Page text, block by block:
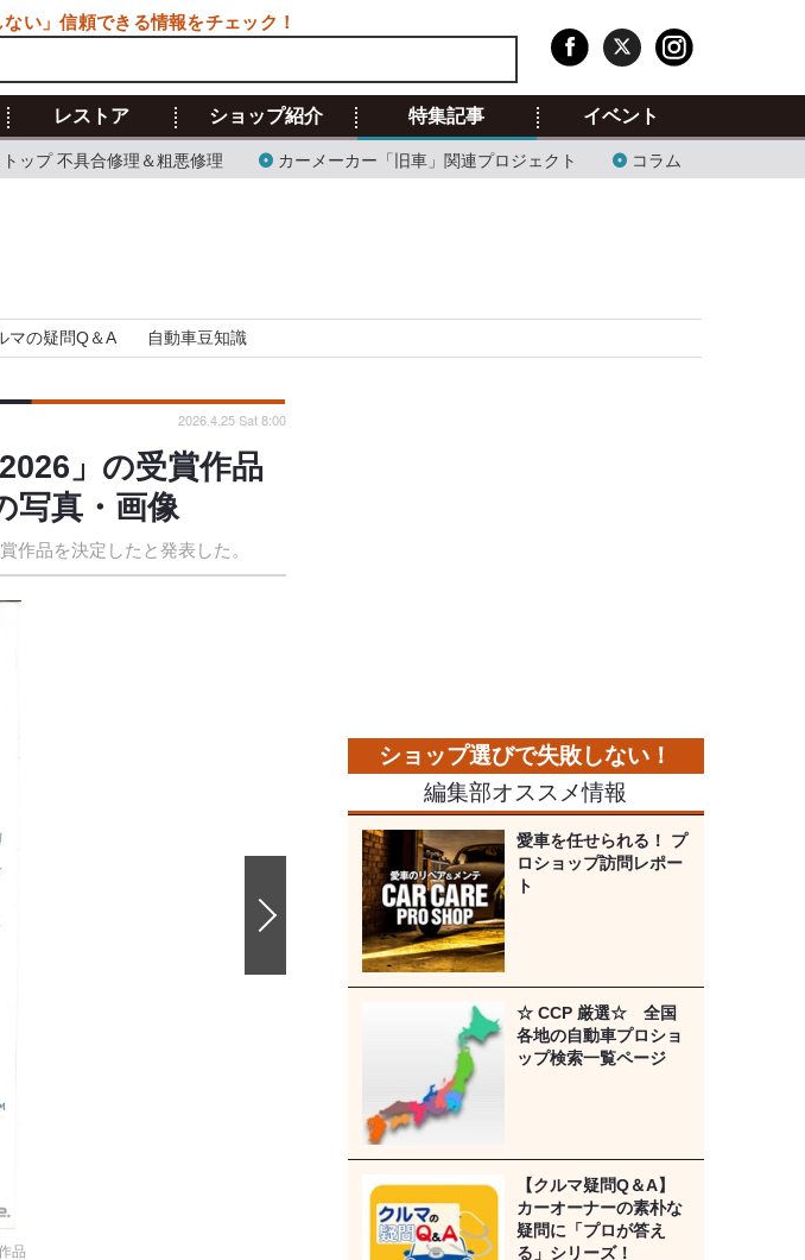
レストア ショップ紹介 特集記事
トップ 不具合修理＆粗悪修理 カーメーカー「旧車」関連プロジェクト コラム
イベント
マの疑問Q＆A 自動車豆知識
」の受賞作品
写真・画像
作品を決定したと発表した。
2026.4.25 Sat 8:00
品
編集部オススメ情報
愛車を任せられる！ プ
ロショップ訪問レポー
ト
☆ CCP 厳選☆ 全国
各地の自動車プロショ
ップ検索一覧ページ
【クルマ疑問Q＆A】
カーオーナーの素朴な
疑問に「プロが答え
る」シリーズ！
ない」信頼できる情報をチェック！